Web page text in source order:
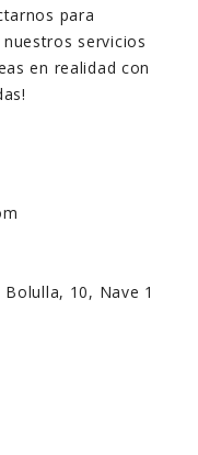
para
servicios
en realidad con
10, Nave 1